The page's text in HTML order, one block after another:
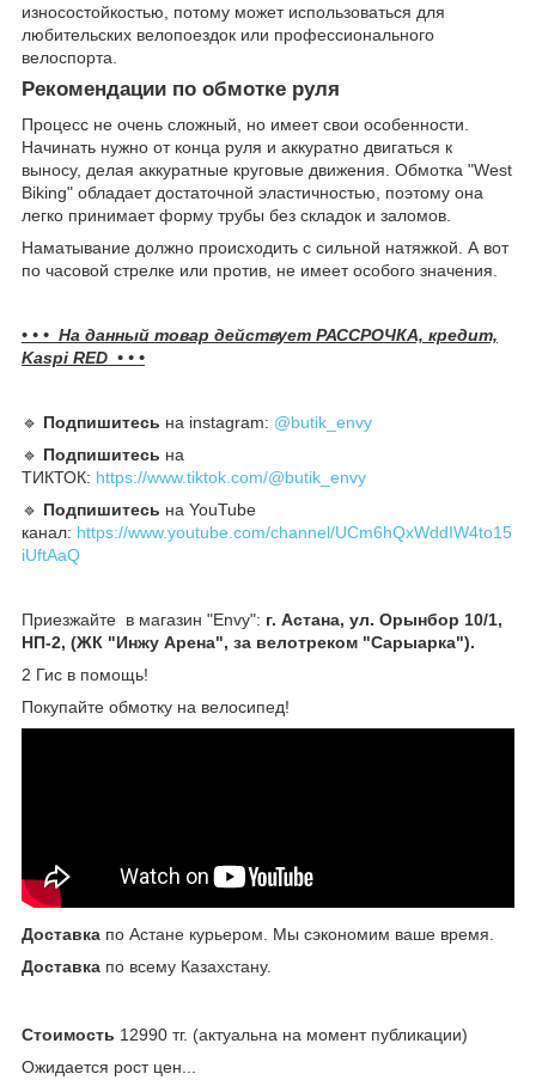
износостойкостью, потому может использоваться для
любительских велопоездок или профессионального
велоспорта.
Рекомендации по обмотке руля
Процесс не очень сложный, но имеет свои особенности.
Начинать нужно от конца руля и аккуратно двигаться к
выносу, делая аккуратные круговые движения. Обмотка "West
Biking" обладает достаточной эластичностью, поэтому она
легко принимает форму трубы без складок и заломов.
Наматывание должно происходить с сильной натяжкой. А вот
по часовой стрелке или против, не имеет особого значения.
• • • На данный товар действует РАССРОЧКА, кредит,
Kaspi RED • • •
🔹️ Подпишитесь на instagram: @butik_envy
🔹️ Подпишитесь на
ТИКТОК: https://www.tiktok.com/@butik_envy
🔹️ Подпишитесь на YouTube
канал: https://www.youtube.com/channel/UCm6hQxWddIW4to15
iUftAaQ
Приезжайте в магазин "Envy": г. Астана, ул. Орынбор 10/1,
НП-2, (ЖК "Инжу Арена", за велотреком "Сарыарка").
2 Гис в помощь!
Покупайте обмотку на велосипед!
Доставка по Астане курьером. Мы сэкономим ваше время.
Доставка по всему Казахстану.
Стоимость 12990 тг. (актуальна на момент публикации)
Ожидается рост цен...